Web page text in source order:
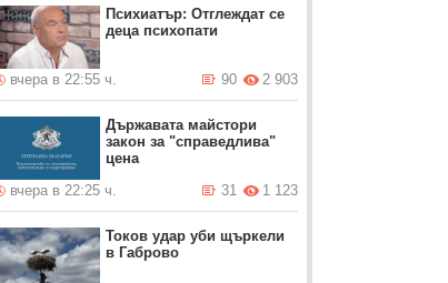
Психиатър: Отглеждат се
деца психопати
вчера в 22:55 ч. 2 903
90
Държавата майстори
закон за "справедлива"
цена
вчера в 22:25 ч.
1 123
31
Токов удар уби щъркели
в Габрово